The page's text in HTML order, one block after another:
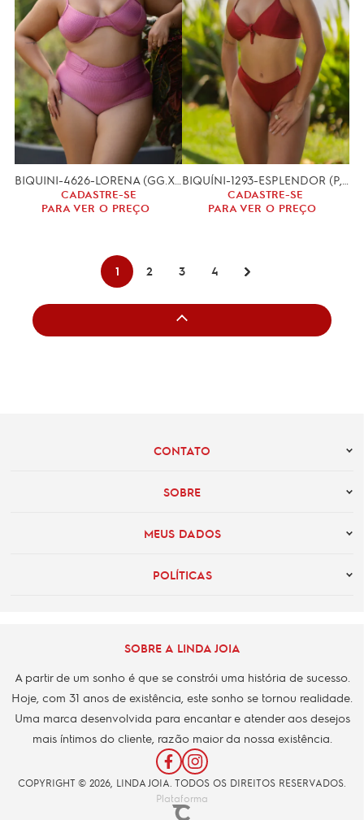
CADASTRE-SE
PARA VER O PREÇO
CADASTRE-SE
PARA VER O PREÇO
1 2 3 4
CONTATO
SOBRE
MEUS DADOS
POLÍTICAS
SOBRE A LINDA JOIA
A partir de um sonho é que se constrói uma história de sucesso.
Hoje, com 31 anos de existência, este sonho se tornou realidade.
Uma marca desenvolvida para encantar e atender aos desejos
mais íntimos do cliente, razão maior da nossa existência.
COPYRIGHT © 2026, LINDA JOIA. TODOS OS DIREITOS RESERVADOS.
Plataforma